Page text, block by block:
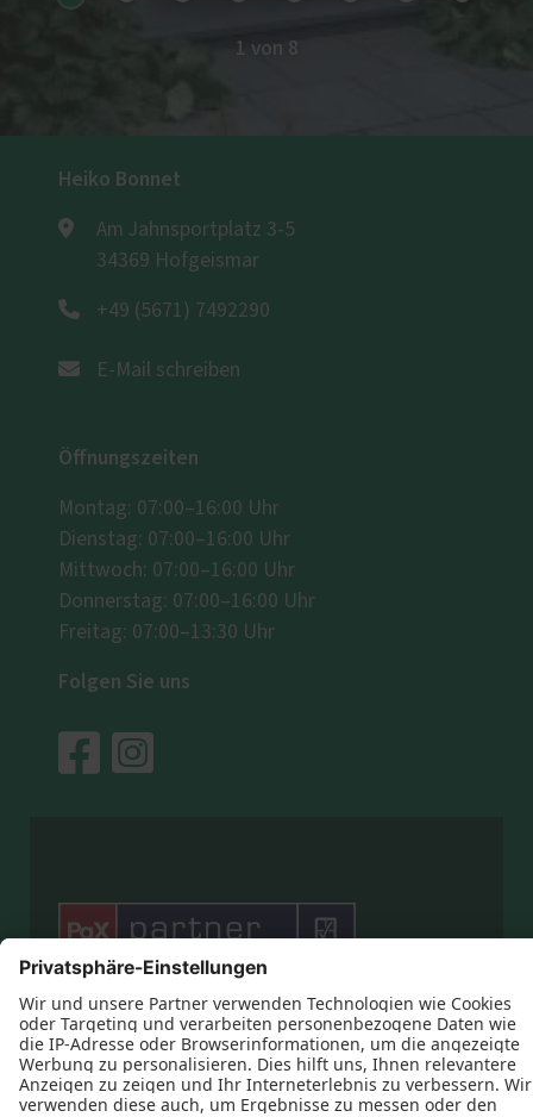
1 von 8
Heiko Bonnet
Am Jahnsportplatz 3-5
34369 Hofgeismar
+49 (5671) 7492290
E-Mail schreiben
Öffnungszeiten
Montag: 07:00–16:00 Uhr
Dienstag: 07:00–16:00 Uhr
Mittwoch: 07:00–16:00 Uhr
Donnerstag: 07:00–16:00 Uhr
Freitag: 07:00–13:30 Uhr
Folgen Sie uns
   
